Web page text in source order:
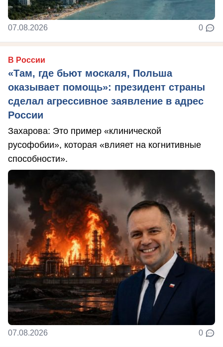
07.08.2026 0
В России
«Там, где бьют москаля, Польша
оказывает помощь»: президент страны
сделал агрессивное заявление в адрес
России
Захарова: Это пример «клинической
русофобии», которая «влияет на когнитивные
способности».
07.08.2026 0